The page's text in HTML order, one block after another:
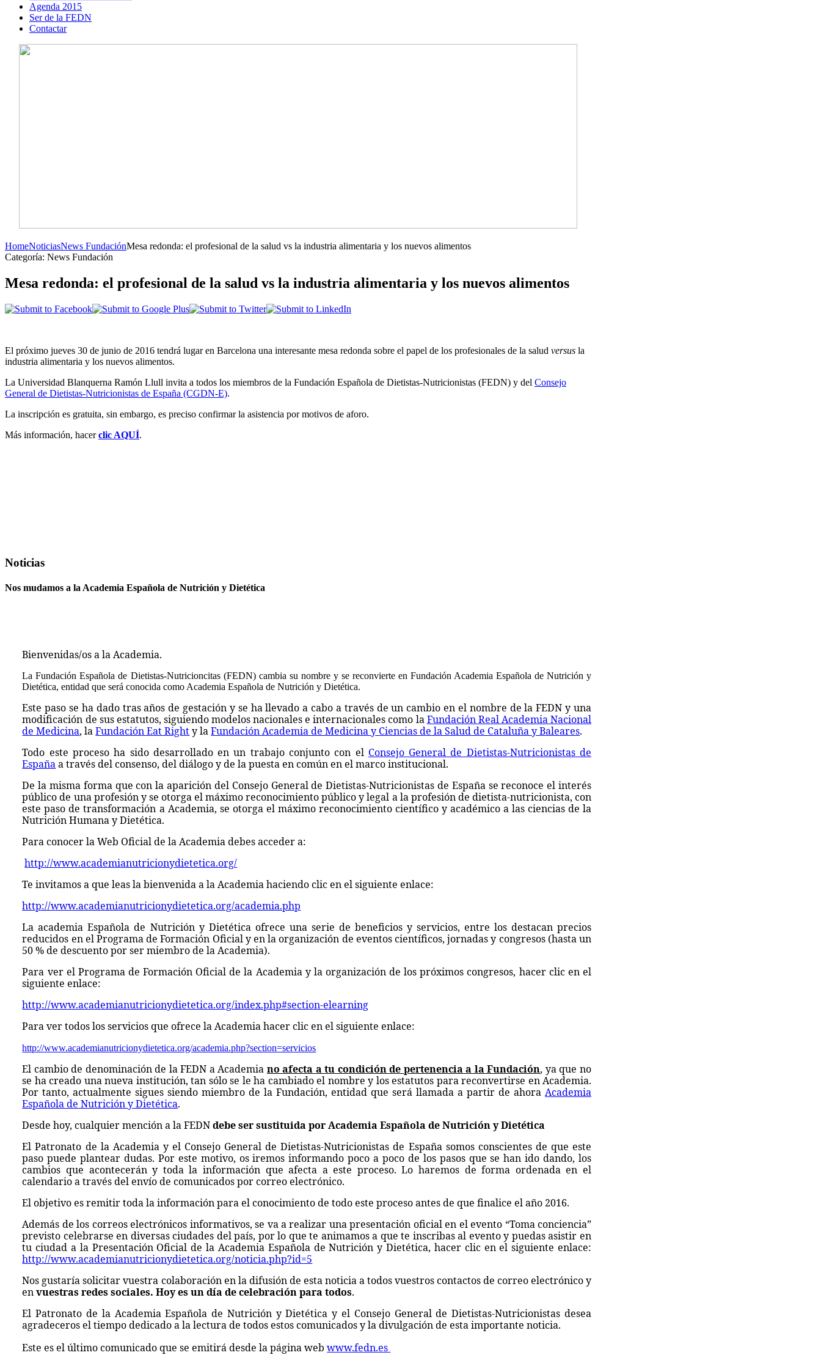
Agenda 2015
Ser de la FEDN
Contactar
HomeNoticiasNews FundaciónMesa redonda: el profesional de la salud vs la industria alimentaria y los nuevos alimentos
Categoría: News Fundación
Mesa redonda: el profesional de la salud vs la industria alimentaria y los nuevos alimentos
El próximo jueves 30 de junio de 2016 tendrá lugar en Barcelona una interesante mesa redonda sobre el papel de los profesionales de la salud versus la
industria alimentaria y los nuevos alimentos.
La Universidad Blanquerna Ramón Llull invita a todos los miembros de la Fundación Española de Dietistas-Nutricionistas (FEDN) y del Consejo
General de Dietistas-Nutricionistas de España (CGDN-E).
La inscripción es gratuita, sin embargo, es preciso confirmar la asistencia por motivos de aforo.
Más información, hacerclic AQUÍ.
Noticias
Nos mudamos a la Academia Española de Nutrición y Dietética
Bienvenidas/os a la Academia.
La Fundación Española de Dietistas-Nutricioncitas (FEDN) cambia su nombre y se reconvierte en Fundación Academia Española de Nutrición y
Dietética, entidad que será conocida como Academia Española de Nutrición y Dietética.
Este paso se ha dado tras años de gestación y se ha llevado a cabo a través de un cambio en el nombre de la FEDN y una
modificación de sus estatutos, siguiendo modelos nacionales e internacionales como laFundación Real Academia Nacional
de Medicina, laFundación Eat Righty laFundación Academia de Medicina y Ciencias de la Salud de Cataluña y Baleares.
Todo este proceso ha sido desarrollado en un trabajo conjunto con el Consejo General de Dietistas-Nutricionistas de
Españaa través del consenso, del diálogo y de la puesta en común en el marco institucional.
De la misma forma que con la aparición del Consejo General de Dietistas-Nutricionistas de España se reconoce el interés
público de una profesión y se otorga el máximo reconocimiento público y legal a la profesión de dietista-nutricionista, con
este paso de transformación a Academia, se otorga el máximo reconocimiento científico y académico a las ciencias de la
Nutrición Humana y Dietética.
Para conocer la Web Oficial de la Academia debes acceder a:
http://www.academianutricionydietetica.org/
Te invitamos a que leas la bienvenida a la Academia haciendo clic en el siguiente enlace:
http://www.academianutricionydietetica.org/academia.php
La academia Española de Nutrición y Dietética ofrece una serie de beneficios y servicios, entre los destacan precios
reducidos en el Programa de Formación Oficial y en la organización de eventos científicos, jornadas y congresos (hasta un
50 % de descuento por ser miembro de la Academia).
Para ver el Programa de Formación Oficial de la Academia y la organización de los próximos congresos, hacer clic en el
siguiente enlace:
http://www.academianutricionydietetica.org/index.php#section-elearning
Para ver todos los servicios que ofrece la Academia hacer clic en el siguiente enlace:
http://www.academianutricionydietetica.org/academia.php?section=servicios
El cambio de denominación de la FEDN a Academia no afecta a tu condición de pertenencia a la Fundación, ya que no
se ha creado una nueva institución, tan sólo se le ha cambiado el nombre y los estatutos para reconvertirse en Academia.
Por tanto, actualmente sigues siendo miembro de la Fundación, entidad que será llamada a partir de ahora Academia
Española de Nutrición y Dietética.
Desde hoy, cualquier mención a la FEDNdebe ser sustituida por Academia Española de Nutrición y Dietética
El Patronato de la Academia y el Consejo General de Dietistas-Nutricionistas de España somos conscientes de que este
paso puede plantear dudas. Por este motivo, os iremos informando poco a poco de los pasos que se han ido dando, los
cambios que acontecerán y toda la información que afecta a este proceso. Lo haremos de forma ordenada en el
calendario a través del envío de comunicados por correo electrónico.
El objetivo es remitir toda la información para el conocimiento de todo este proceso antes de que finalice el año 2016.
Además de los correos electrónicos informativos, se va a realizar una presentación oficial en el evento “Toma conciencia”
previsto celebrarse en diversas ciudades del país, por lo que te animamos a que te inscribas al evento y puedas asistir en
tu ciudad a la Presentación Oficial de la Academia Española de Nutrición y Dietética, hacer clic en el siguiente enlace:
http://www.academianutricionydietetica.org/noticia.php?id=5
Nos gustaría solicitar vuestra colaboración en la difusión de esta noticia a todos vuestros contactos de correo electrónico y
envuestras redes sociales. Hoy es un día de celebración para todos.
El Patronato de la Academia Española de Nutrición y Dietética y el Consejo General de Dietistas-Nutricionistas desea
agradeceros el tiempo dedicado a la lectura de todos estos comunicados y la divulgación de esta importante noticia.
Este es el último comunicado que se emitirá desde la página webwww.fedn.es